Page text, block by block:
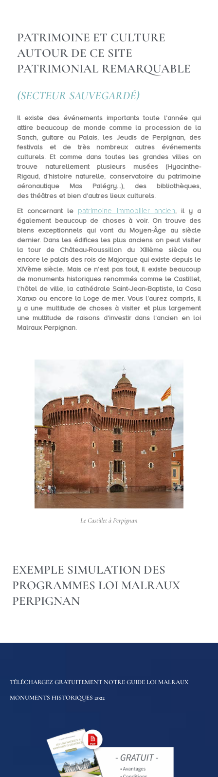
PATRIMOINE ET CULTURE
AUTOUR DE CE SITE
PATRIMONIAL REMARQUABLE
(SECTEUR SAUVEGARDÉ)
Il existe des événements importants toute l’année qui
attire beaucoup de monde comme la procession de la
Sanch, guitare au Palais, les Jeudis de Perpignan, des
festivals et de très nombreux autres événements
culturels. Et comme dans toutes les grandes villes on
trouve naturellement plusieurs musées(Hyacinthe-
Rigaud, d’histoire naturelle, conservatoire du patrimoine
aéronautique Mas Palégry…), des bibliothèques,
desthéâtres et bien d’autres lieux culturels.
Et concernant le patrimoine immobilier ancien, il y a
également beaucoup de choses à voir. On trouve des
biens exceptionnels qui vont du Moyen-Âge au siècle
dernier. Dans les édifices les plus anciens on peut visiter
la tour de Château-Roussillon du XIIIème siècle ou
encore le palais des rois de Majorque qui existe depuis le
XIVème siècle. Mais ce n’est pas tout, il existe beaucoup
de monuments historiques renommés comme le Castillet,
l’hôtel de ville, la cathédrale Saint-Jean-Baptiste, la Casa
Xanxo ou encore la Loge de mer. Vous l’aurez compris, il
y a une multitude de choses à visiter et plus largement
une multitude de raisons d’investir dans l’ancien en loi
Malraux Perpignan.
Le Castillet à Perpignan
EXEMPLE SIMULATION DES
PROGRAMMES LOI MALRAUX
PERPIGNAN
TÉLÉCHARGEZ GRATUITEMENT NOTRE GUIDE LOI MALRAUX
MONUMENTS HISTORIQUES 2022